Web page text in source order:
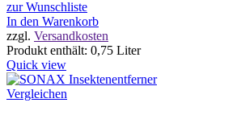
zur Wunschliste
In den Warenkorb
zzgl. Versandkosten
Produkt enthält: 0,75 Liter
Quick view
Vergleichen